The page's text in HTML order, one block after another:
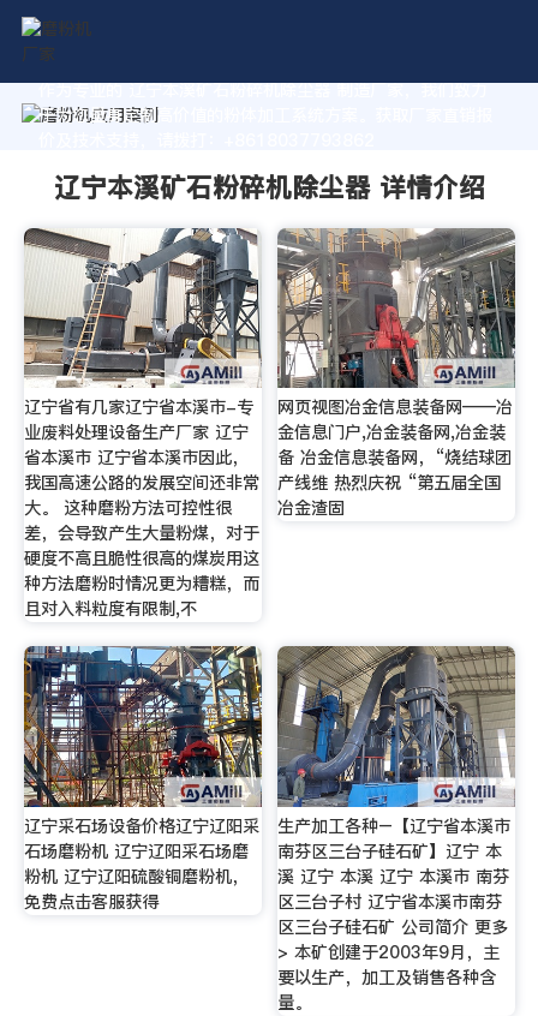
作为专业的 辽宁本溪矿石粉碎机除尘器 制造厂家，我们致力
于为您量身定制高价值的粉体加工系统方案。获取厂家直销报
辽宁本溪矿石粉碎机除尘器 详情介绍
辽宁省有几家辽宁省本溪市-专
业废料处理设备生产厂家 辽宁
省本溪市 辽宁省本溪市因此，
我国高速公路的发展空间还非常
大。 这种磨粉方法可控性很
差，会导致产生大量粉煤，对于
硬度不高且脆性很高的煤炭用这
种方法磨粉时情况更为糟糕，而
且对入料粒度有限制,不
网页视图冶金信息装备网——冶
金信息门户,冶金装备网,冶金装
备 冶金信息装备网，“烧结球团
产线维 热烈庆祝 “第五届全国
冶金渣固
辽宁采石场设备价格辽宁辽阳采
石场磨粉机 辽宁辽阳采石场磨
粉机 辽宁辽阳硫酸铜磨粉机，
免费点击客服获得
生产加工各种–【辽宁省本溪市
南芬区三台子硅石矿】辽宁 本
溪 辽宁 本溪 辽宁 本溪市 南芬
区三台子村 辽宁省本溪市南芬
区三台子硅石矿 公司简介 更多
> 本矿创建于2003年9月，主
要以生产，加工及销售各种含
量。